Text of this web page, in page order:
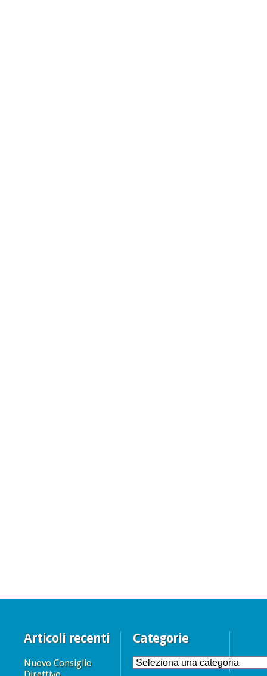
Articoli recenti
Nuovo Consiglio
Categorie